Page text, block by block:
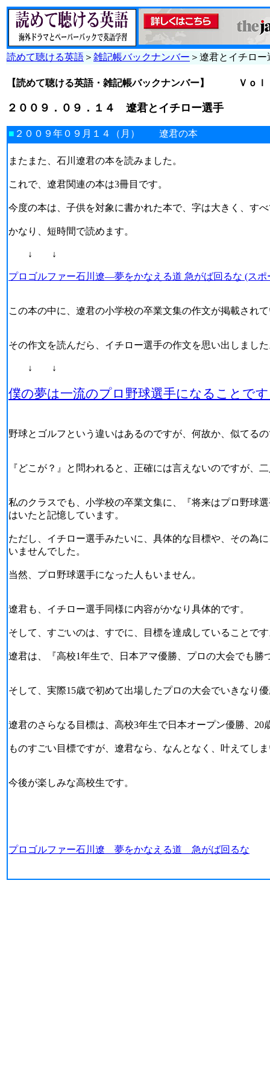
読めて聴ける英語 ＞ 雑記帳バックナンバー ＞遼君とイチロー
【読めて聴ける英語・雑記帳バックナンバー】 Ｖｏｌ
２００９．０９．１４ 遼君とイチロー選手
■ ２００９年０９月１４（月） 遼君の本
またまた、石川遼君の本を読みました。
これで、遼君関連の本は3冊目です。
今度の本は、子供を対象に書かれた本で、字は大きく、す
かなり、短時間で読めます。
↓ ↓
プロゴルファー石川遼―夢をかなえる道 急がば回るな (ス
この本の中に、遼君の小学校の卒業文集の作文が掲載され
その作文を読んだら、イチロー選手の作文を思い出しまし
↓ ↓
僕の夢は一流のプロ野球選手になることで
野球とゴルフという違いはあるのですが、何故か、似てる
『どこが？』と問われると、正確には言えないのですが、
私のクラスでも、小学校の卒業文集に、『将来はプロ野球
はいたと記憶しています。
ただし、イチロー選手みたいに、具体的な目標や、その為
いませんでした。
当然、プロ野球選手になった人もいません。
遼君も、イチロー選手同様に内容がかなり具体的です。
そして、すごいのは、すでに、目標を達成していることで
遼君は、『高校1年生で、日本アマ優勝、プロの大会でも勝
そして、実際15歳で初めて出場したプロの大会でいきなり
遼君のさらなる目標は、高校3年生で日本オープン優勝、20
ものすごい目標ですが、遼君なら、なんとなく、叶えてし
今後が楽しみな高校生です。
プロゴルファー石川遼 夢をかなえる道 急がば回るな